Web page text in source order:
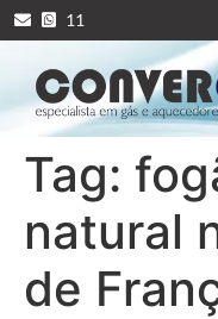
11
Tag:
natural
de